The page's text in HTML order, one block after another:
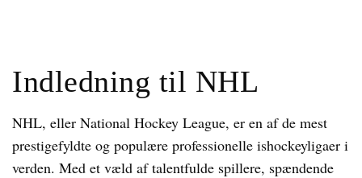
Indledning til NHL
NHL, eller National Hockey League, er en af de mest
prestigefyldte og populære professionelle ishockeyligaer i
verden. Med et væld af talentfulde spillere, spændende